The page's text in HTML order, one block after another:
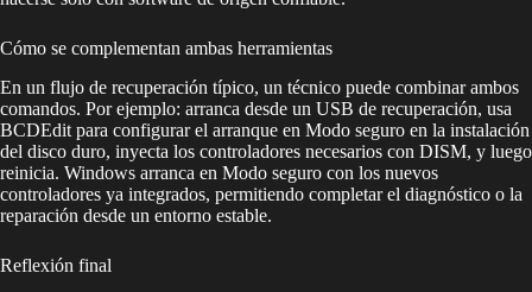
Cómo se complementan ambas herramientas
En un flujo de recuperación típico, un técnico puede combinar ambos
comandos. Por ejemplo: arranca desde un USB de recuperación, usa
BCDEdit para configurar el arranque en Modo seguro en la instalación
del disco duro, inyecta los controladores necesarios con DISM, y luego
reinicia. Windows arranca en Modo seguro con los nuevos
controladores ya integrados, permitiendo completar el diagnóstico o la
reparación desde un entorno estable.
Reflexión final